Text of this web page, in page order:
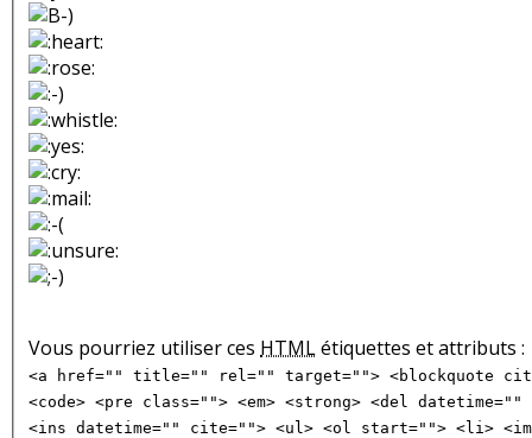
Vous pourriez utiliser ces HTMLétiquettes et attributs :
<a href="" title="" rel="" target=""> <blockquote
<code> <pre class=""> <em> <strong> <del
<ins datetime="" cite=""> <ul> <ol start=""> <li>